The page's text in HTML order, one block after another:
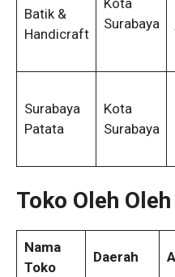
Batik &
Handicraft
Kota
Surabaya
Surabaya
Patata
Kota
Surabaya
Toko Oleh
Nama
Toko
Daerah